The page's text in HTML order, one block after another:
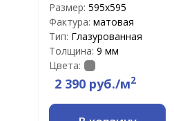
Размер: 595x595
Фактура: матовая
Тип: Глазурованная
Толщина: 9 мм
Цвета:
2 390 руб./м2